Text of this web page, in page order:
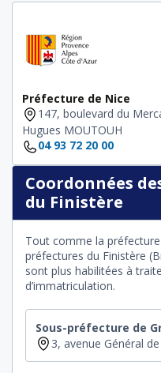
Préfecture de Nice
147, boulevard du
Hugues MOUTOUH
04 93 72 20 00
Coordonnées
du Finistère
Tout comme la
préfectures du Finistère
sont plus habilitées à
d’immatriculation.
Sous-préfecture de
3, avenue Général